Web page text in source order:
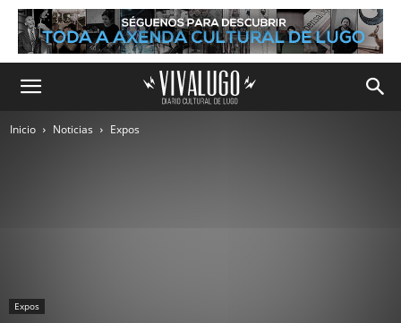
Inicio Noticias Expos
Expos